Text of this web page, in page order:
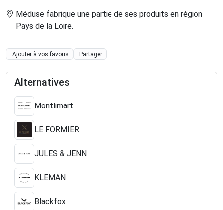
Méduse fabrique une partie de ses produits en région
Pays de la Loire.
Ajouter à vos favoris Partager
Alternatives
Montlimart
LE FORMIER
JULES & JENN
KLEMAN
Blackfox